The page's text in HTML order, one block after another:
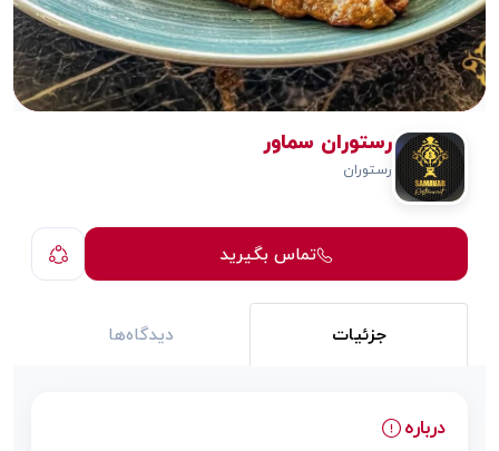
رستوران سماور
رستوران
تماس بگیرید
جزئیات دیدگاه‌ها
درباره